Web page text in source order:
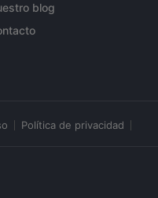
blog
Política de privacidad